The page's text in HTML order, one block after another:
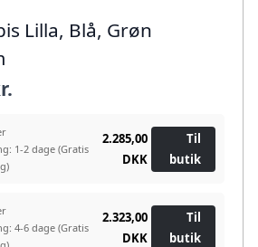
Lilla, Blå, Grøn
1-2 dage(Gratis
2.285,00
DKK
Til
butik
4-6 dage(Gratis
2.323,00
DKK
Til
butik